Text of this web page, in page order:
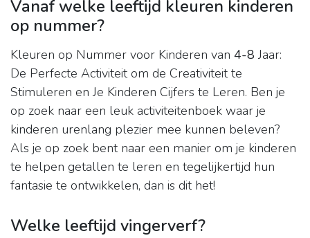
Vanaf welke leeftijd kleuren kinderen
op nummer?
Kleuren op Nummer voor Kinderen van 4-8 Jaar:
De Perfecte Activiteit om de Creativiteit te
Stimuleren en Je Kinderen Cijfers te Leren. Ben je
op zoek naar een leuk activiteitenboek waar je
kinderen urenlang plezier mee kunnen beleven?
Als je op zoek bent naar een manier om je kinderen
te helpen getallen te leren en tegelijkertijd hun
fantasie te ontwikkelen, dan is dit het!
Welke leeftijd vingerverf?